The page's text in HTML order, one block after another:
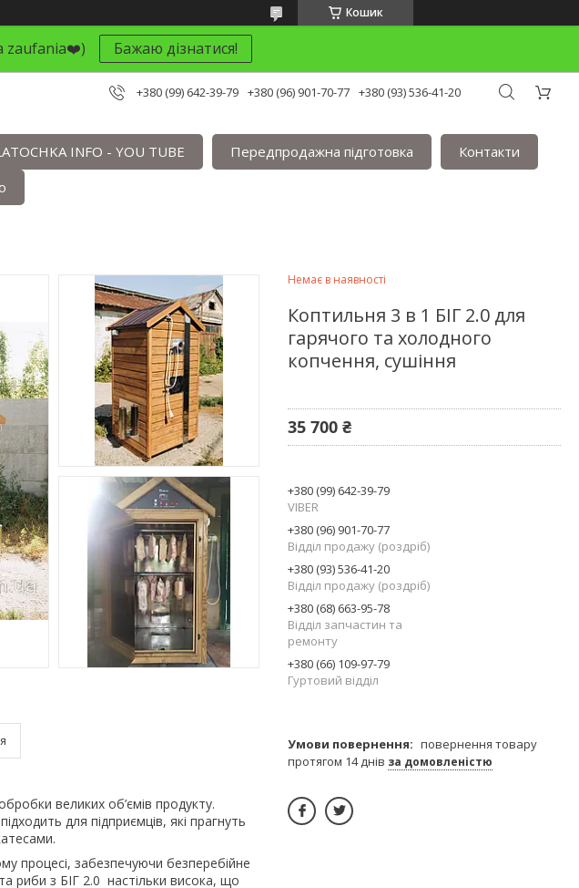
Кошик
zaufania❤️) Бажаю дізнатися!
+380 (99) 642-39-79 +380 (96) 901-70-77 +380 (93) 536-41-20
INFO - YOU TUBE Передпродажна підготовка
Контакти
великих об’ємів продукту.
для підприємців, які прагнуть
процесі, забезпечуючи безперебійне
риби з БІГ 2.0 настільки висока, що
Немає в наявності
Коптильня 3 в 1 БІГ 2.0 для
гарячого та холодного
копчення, сушіння
35 700 ₴
+380 (99) 642-39-79
VIBER
+380 (96) 901-70-77
Відділ продажу (роздріб)
+380 (93) 536-41-20
Відділ продажу (роздріб)
+380 (68) 663-95-78
Відділ запчастин та
ремонту
+380 (66) 109-97-79
Гуртовий відділ
повернення товару
протягом 14 днів за домовленістю